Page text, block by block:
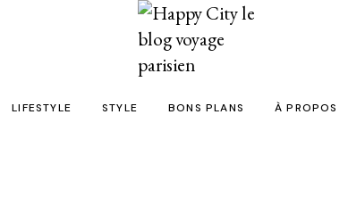
LIFESTYLE STYLE BONS PLANS À PROPOS